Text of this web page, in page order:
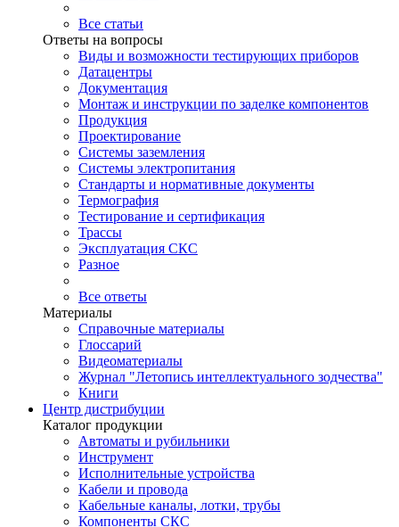
Все статьи
Ответы на вопросы
Виды и возможности тестирующих приборов
Датацентры
Документация
Монтаж и инструкции по заделке компонентов
Продукция
Проектирование
Системы заземления
Системы электропитания
Стандарты и нормативные документы
Термография
Тестирование и сертификация
Трассы
Эксплуатация СКС
Разное
Все ответы
Материалы
Справочные материалы
Глоссарий
Видеоматериалы
Журнал "Летопись интеллектуального зодчества"
Книги
Центр дистрибуции
Каталог продукции
Автоматы и рубильники
Инструмент
Исполнительные устройства
Кабели и провода
Кабельные каналы, лотки, трубы
Компоненты СКС